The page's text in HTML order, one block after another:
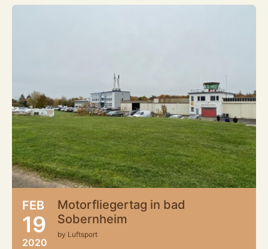
FEB
19
2020
Motorfliegertag in bad
Sobernheim
by Luftsport